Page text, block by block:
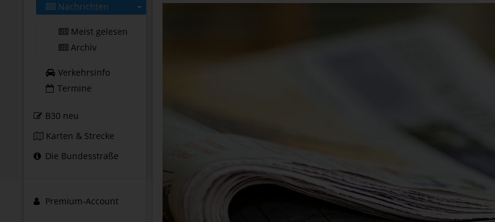
Nachrichten
Meist gelesen
Archiv
Verkehrsinfo
Termine
B30 neu
Karten & Strecke
Die Bundesstraße
Premium-Account